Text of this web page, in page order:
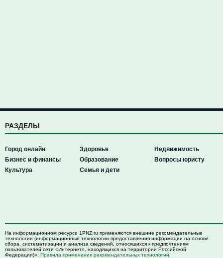
РАЗДЕЛЫ
Город онлайн
Бизнес и финансы
Культура
Здоровье
Образование
Семья и дети
Недвижимость
Вопросы юристу
На информационном ресурсе 1PNZ.ru применяются внешние рекомендательные
технологии (информационные технологии предоставления информации на основе
сбора, систематизации и анализа сведений, относящихся к предпочтениям
пользователей сети «Интернет», находящихся на территории Российской
Федерации)». Правила применения рекомендательных технологий